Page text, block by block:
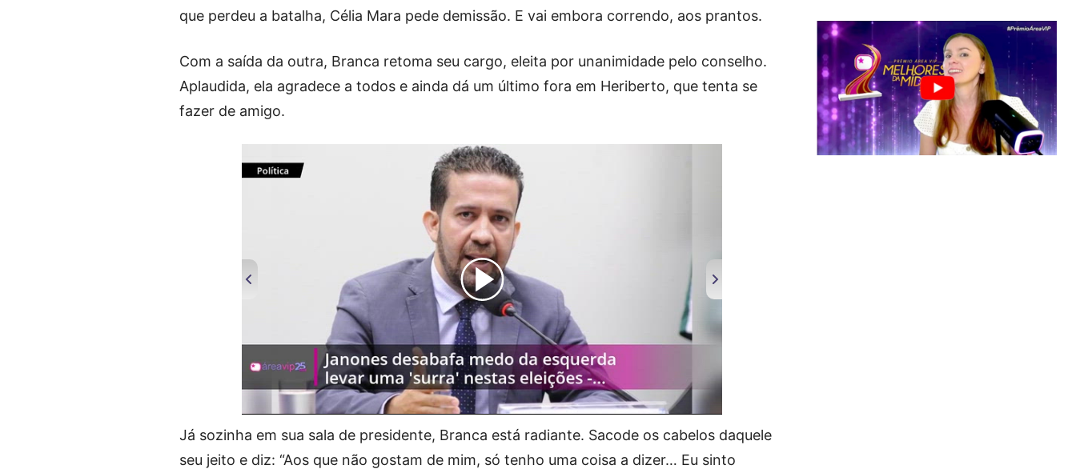
que perdeu a batalha, Célia Mara pede demissão. E vai embora correndo, aos prantos.
Com a saída da outra, Branca retoma seu cargo, eleita por unanimidade pelo conselho.
Aplaudida, ela agradece a todos e ainda dá um último fora em Heriberto, que tenta se
fazer de amigo.
00:00 01:00
Já sozinha em sua sala de presidente, Branca está radiante. Sacode os cabelos daquele
seu jeito e diz: “Aos que não gostam de mim, só tenho uma coisa a dizer… Eu sinto